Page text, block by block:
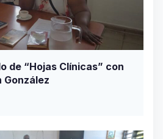
de “Hojas Clínicas” con
González